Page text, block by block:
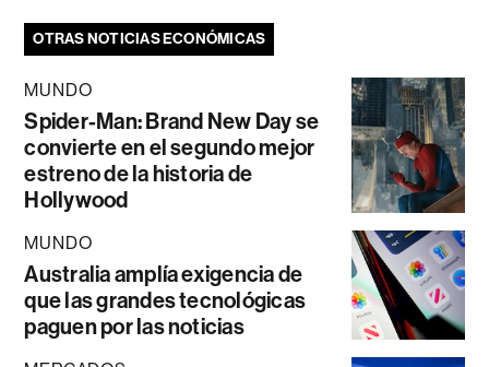
OTRAS NOTICIAS ECONÓMICAS
MUNDO
Spider-Man: Brand New Day se
convierte en el segundo mejor
estreno de la historia de
Hollywood
MUNDO
Australia amplía exigencia de
que las grandes tecnológicas
paguen por las noticias